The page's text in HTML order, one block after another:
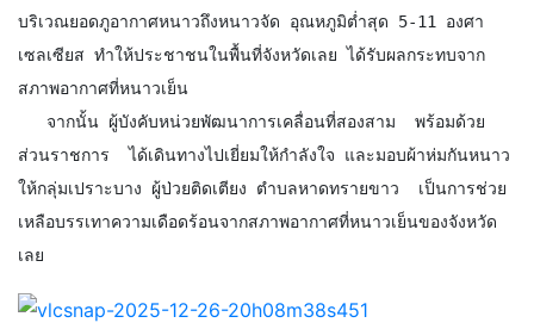
บริเวณยอดภูอากาศหนาวถึงหนาวจัด อุณหภูมิต่ำสุด 5-11 องศา
เซลเซียส ทำให้ประชาชนในพื้นที่จังหวัดเลย ได้รับผลกระทบจาก
สภาพอากาศที่หนาวเย็น
ส่วนราชการ  ได้เดินทางไปเยี่ยมให้กำลังใจ และมอบผ้าห่มกันหนาว
ให้กลุ่มเปราะบาง ผู้ป่วยติดเตียง ตำบลหาดทรายขาว  เป็นการช่วย
เหลือบรรเทาความเดือดร้อนจากสภาพอากาศที่หนาวเย็นของจังหวัด
เลย